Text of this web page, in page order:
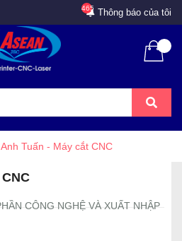
Thông báo của tôi
465
Anh Tuấn - Máy cắt CNC
CÔNG NGHỆ VÀ XUẤT NHẬP